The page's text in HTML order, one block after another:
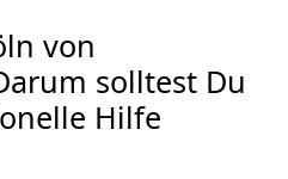
von
solltest Du
Hilfe